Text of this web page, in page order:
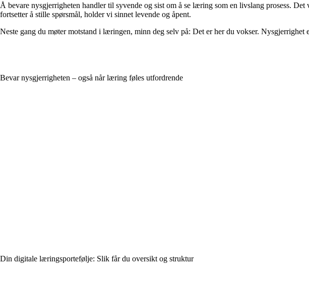
Å bevare nysgjerrigheten handler til syvende og sist om å se læring som en livslang prosess.
fortsetter å stille spørsmål, holder vi sinnet levende og åpent.
Neste gang du møter motstand i læringen, minn deg selv på: Det er her du vokser.
Bevar nysgjerrigheten – også når læring føles utfordrende
Din digitale læringsportefølje: Slik får du oversikt og struktur